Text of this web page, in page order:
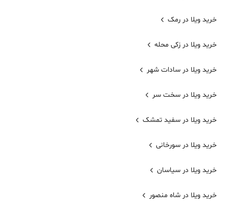
خرید ویلا در رمک
خرید ویلا در زکی محله
خرید ویلا در سادات شهر
خرید ویلا در سخت سر
خرید ویلا در سفید تمشک
خرید ویلا در سورخانی
خرید ویلا در سیاسان
خرید ویلا در شاه منصور